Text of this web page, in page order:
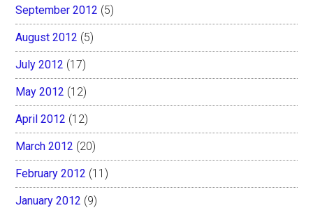
September 2012 (5)
August 2012 (5)
July 2012 (17)
May 2012 (12)
April 2012 (12)
March 2012 (20)
February 2012 (11)
January 2012 (9)